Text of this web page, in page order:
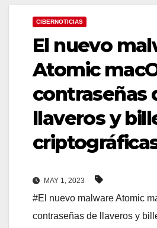
CIBERNOTICIAS
El nuevo
Atomic
contraseñas
llaveros y
MAY 1, 2023
#El nuevo malware Atomic
contraseñas de llaveros y